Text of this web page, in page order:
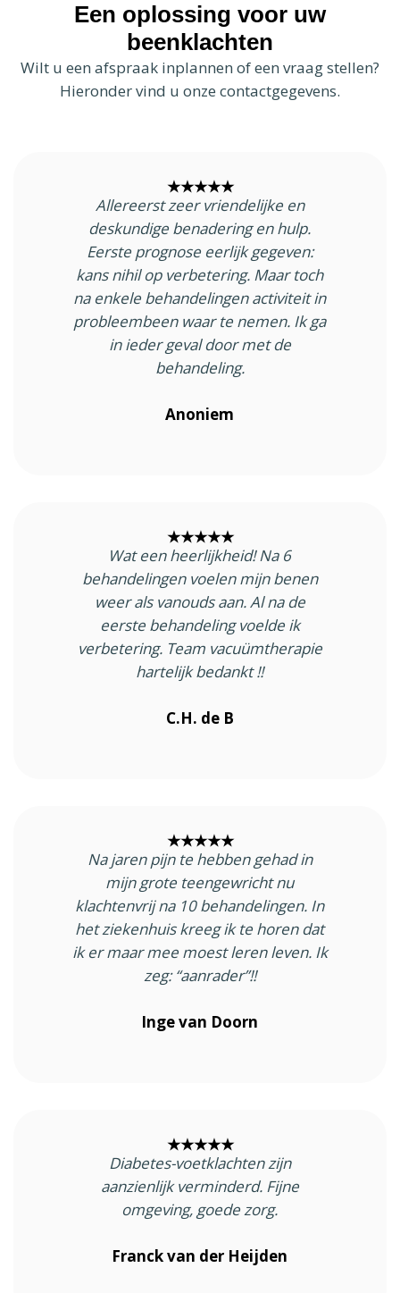
Een oplossing voor uw
beenklachten
Wilt u een afspraak inplannen of een vraag stellen?
Hieronder vind u onze contactgegevens.
★★★★★
Allereerst zeer vriendelijke en
deskundige benadering en hulp.
Eerste prognose eerlijk gegeven:
kans nihil op verbetering. Maar toch
na enkele behandelingen activiteit in
probleembeen waar te nemen. Ik ga
in ieder geval door met de
behandeling.
Anoniem
★★★★★
Wat een heerlijkheid! Na 6
behandelingen voelen mijn benen
weer als vanouds aan. Al na de
eerste behandeling voelde ik
verbetering. Team vacuümtherapie
hartelijk bedankt !!
C.H. de B
★★★★★
Na jaren pijn te hebben gehad in
mijn grote teengewricht nu
klachtenvrij na 10 behandelingen. In
het ziekenhuis kreeg ik te horen dat
ik er maar mee moest leren leven. Ik
zeg: “aanrader”!!
Inge van Doorn
★★★★★
Diabetes-voetklachten zijn
aanzienlijk verminderd. Fijne
omgeving, goede zorg.
Franck van der Heijden